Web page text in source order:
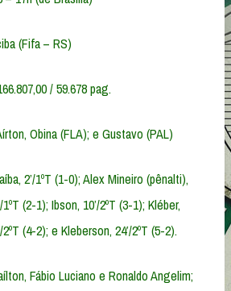
(Fifa – RS)
/ 59.678 pag.
Obina (FLA); e Gustavo (PAL)
2’/1ºT (1-0); Alex Mineiro (pênalti),
1ºT (2-1); Ibson, 10’/2ºT (3-1); Kléber,
2ºT (4-2); e Kleberson, 24’/2ºT (5-2).
Fábio Luciano e Ronaldo Angelim;